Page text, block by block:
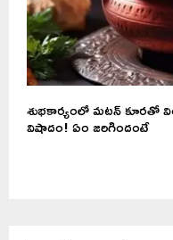
శుభకార్యంలో మటన్‌ కూరతో
విషాదం! ఏం జరిగిందంటే